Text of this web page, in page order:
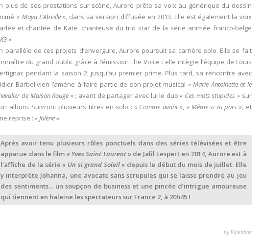
plus de ses prestations sur scène, Aurore prête sa voix au générique du dessin
« Maya L’Abeille », dans sa version diffusée en 2013. Elle est également la voix
et chantée de Kate, chanteuse du trio star de la série animée franco-belge
».
parallèle de ces projets d’envergure, Aurore poursuit sa carrière solo. Elle se fait
du grand public grâce à l’émission The Voice : elle intègre l’équipe de Louis
pendant la saison 2, jusqu’au premier prime. Plus tard, sa rencontre avec
Barbelivien l’amène à faire partie de son projet musical « Marie Antoinette et le
de Maison Rouge »; avant de partager avec lui le duo« Ces mots stupides » sur
album. Suivront plusieurs titres en solo :« Comme avant », « Même si tu pars », et
reprise :« Jolène ».
Après avoir tenu plusieurs rôles ponctuels dans des séries télévisées et être
apparue dans le film « Yves Saint Laurent » de Jalil Lespert en 2014, Aurore est à
l’affiche de la série « Un si grand Soleil » depuis le début du mois de juillet. Elle
y interprète Johanna, une avocate sans scrupules qui se laisse prendre au jeu
des sentiments… un soupçon de business et une pincée d’intrigue amoureuse
qui tiennent en haleine les spectateurs sur France 2, à 20h45 !
by Valentine